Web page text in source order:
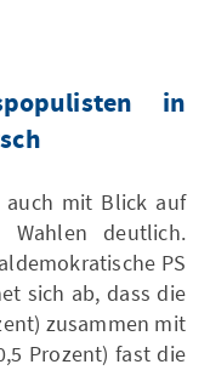
in
auch mit Blick auf
Wahlen deutlich.
PS
sich ab, dass die
zusammen mit
Prozent) fast die